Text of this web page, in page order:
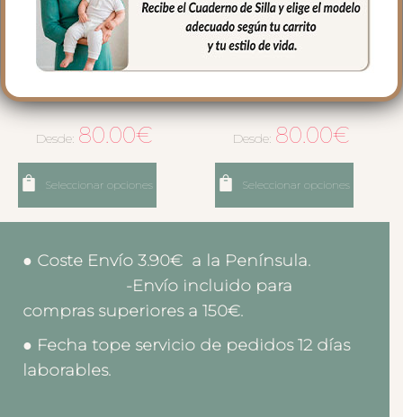
6510 Sacos Silla Alaska
Desde: 80.00€
Seleccionar opciones
Desde: 80.00€
Seleccionar opciones
● Coste Envío 3.90€ a la Península.
-Envío incluido para
compras superiores a 150€.
● Fecha tope servicio de pedidos 12 días
laborables.